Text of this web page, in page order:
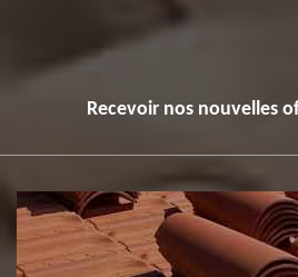
Recevoir nos nouvelles